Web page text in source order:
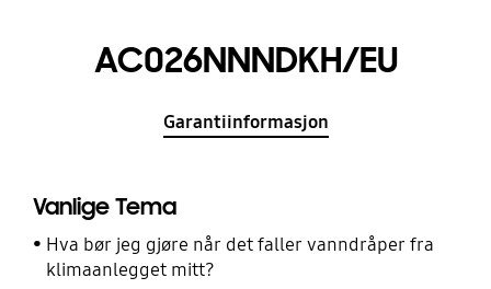
AC026NNNDKH/EU
Garantiinformasjon
Vanlige Tema
Hva bør jeg gjøre når det faller vanndråper fra
klimaanlegget mitt?